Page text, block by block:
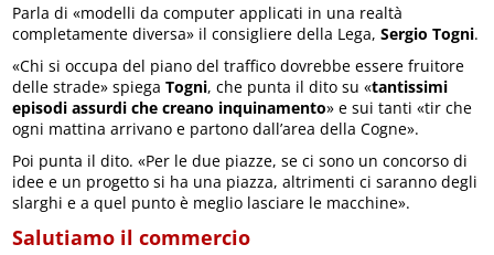
Parla di «modelli da computer applicati in una realtà
completamente diversa» il consigliere della Lega,Sergio Togni.
«Chi si occupa del piano del traffico dovrebbe essere fruitore
delle strade» spiegaTogni, che punta il dito su «tantissimi
episodi assurdi che creano inquinamento» e sui tanti «tir che
ogni mattina arrivano e partono dall’area della Cogne».
Poi punta il dito. «Per le due piazze, se ci sono un concorso di
idee e un progetto si ha una piazza, altrimenti ci saranno degli
slarghi e a quel punto è meglio lasciare le macchine».
Salutiamo il commercio